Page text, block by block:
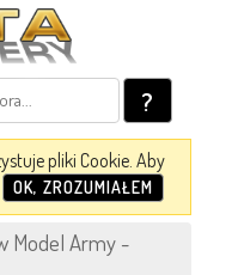
?
pliki Cookie. Aby
OK, ZROZUMIAŁEM
Model Army -